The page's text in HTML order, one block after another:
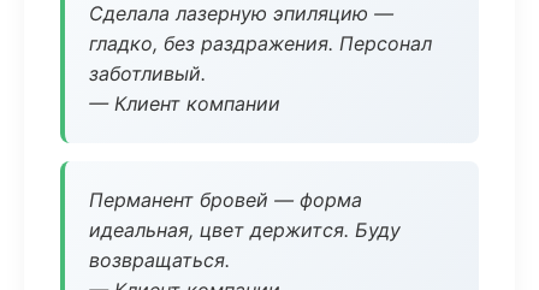
Сделала лазерную эпиляцию —
гладко, без раздражения. Персонал
заботливый.
— Клиент компании
Перманент бровей — форма
идеальная, цвет держится. Буду
возвращаться.